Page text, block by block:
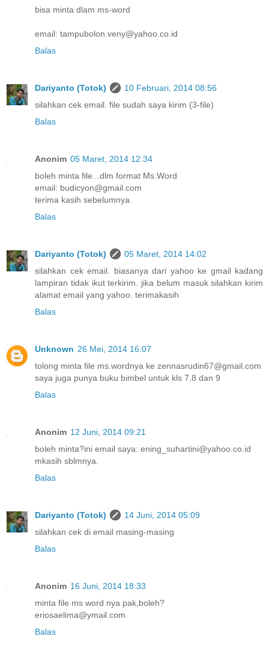
bisa minta dlam ms-word
email: tampubolon.veny@yahoo.co.id
Balas
Dariyanto (Totok)
10 Februari, 2014 08:56
silahkan cek email. file sudah saya kirim (3-file)
Balas
Anonim 05 Maret, 2014 12:34
boleh minta file...dlm format Ms.Word
email: budicyon@gmail.com
terima kasih sebelumnya.
Balas
Dariyanto (Totok)
05 Maret, 2014 14:02
silahkan cek email. biasanya dari yahoo ke gmail kadang
lampiran tidak ikut terkirim. jika belum masuk silahkan kirim
alamat email yang yahoo. terimakasih
Balas
Unknown 26 Mei, 2014 16:07
tolong minta file ms.wordnya ke zennasrudin67@gmail.com
saya juga punya buku bimbel untuk kls 7,8 dan 9
Balas
Anonim 12 Juni, 2014 09:21
boleh minta?ini email saya: ening_suhartini@yahoo.co.id
mkasih sblmnya.
Balas
Dariyanto (Totok)
14 Juni, 2014 05:09
silahkan cek di email masing-masing
Balas
Anonim 16 Juni, 2014 18:33
minta file ms word nya pak,boleh?
eriosaelima@ymail.com
Balas